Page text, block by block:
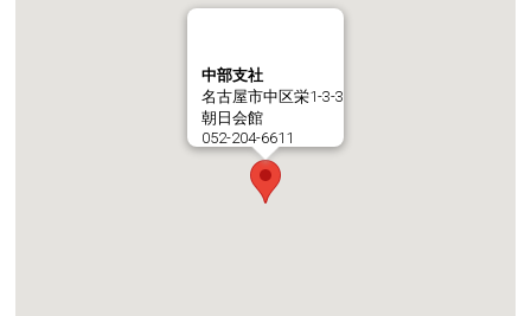
中部支社
名古屋市中区栄1-3-3
朝日会館
052-204-6611